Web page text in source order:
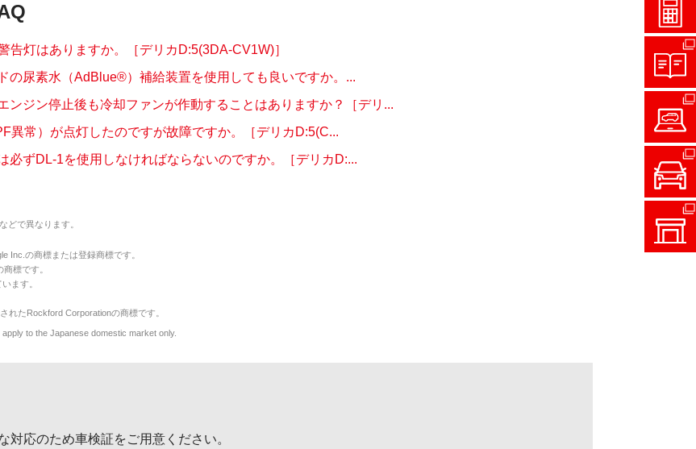
告灯はありますか。［デリカD:5(3DA-CV1W)］
の尿素水（AdBlue®）補給装置を使用しても良いですか。...
ンジン停止後も冷却ファンが作動することはありますか？［デリ...
異常）が点灯したのですが故障ですか。［デリカD:5(C...
必ずDL-1を使用しなければならないのですか。［デリカD:...
どで異なります。
Inc.の商標または登録商標です。
標です。
ます。
れたRockford Corporationの商標です。
to the Japanese domestic market only.
対応のため車検証をご用意ください。